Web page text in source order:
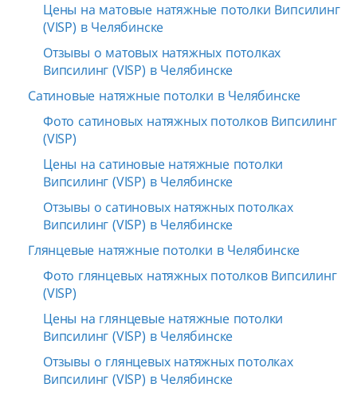
Цены на матовые натяжные потолки Випсилинг
(VISP) в Челябинске
Отзывы о матовых натяжных потолках
Випсилинг (VISP) в Челябинске
Сатиновые натяжные потолки в Челябинске
Фото сатиновых натяжных потолков Випсилинг
(VISP)
Цены на сатиновые натяжные потолки
Випсилинг (VISP) в Челябинске
Отзывы о сатиновых натяжных потолках
Випсилинг (VISP) в Челябинске
Глянцевые натяжные потолки в Челябинске
Фото глянцевых натяжных потолков Випсилинг
(VISP)
Цены на глянцевые натяжные потолки
Випсилинг (VISP) в Челябинске
Отзывы о глянцевых натяжных потолках
Випсилинг (VISP) в Челябинске